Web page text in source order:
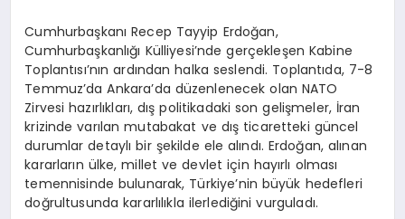
Cumhurbaşkanı Recep Tayyip Erdoğan,
Cumhurbaşkanlığı Külliyesi’nde gerçekleşen Kabine
Toplantısı’nın ardından halka seslendi. Toplantıda, 7-8
Temmuz’da Ankara’da düzenlenecek olan NATO
Zirvesi hazırlıkları, dış politikadaki son gelişmeler, İran
krizinde varılan mutabakat ve dış ticaretteki güncel
durumlar detaylı bir şekilde ele alındı. Erdoğan, alınan
kararların ülke, millet ve devlet için hayırlı olması
temennisinde bulunarak, Türkiye’nin büyük hedefleri
doğrultusunda kararlılıkla ilerlediğini vurguladı.